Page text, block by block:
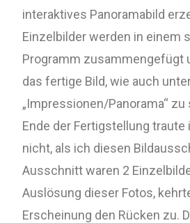
interaktives Panoramabild
Einzelbilder werden in einem
Programm zusammengefügt
das fertige Bild, wie auch
„Impressionen/Panorama“ zu
Ende der Fertigstellung traute
nicht, als ich diesen
Ausschnitt waren 2
Auslösung dieser Fotos,
Erscheinung den Rücken zu.